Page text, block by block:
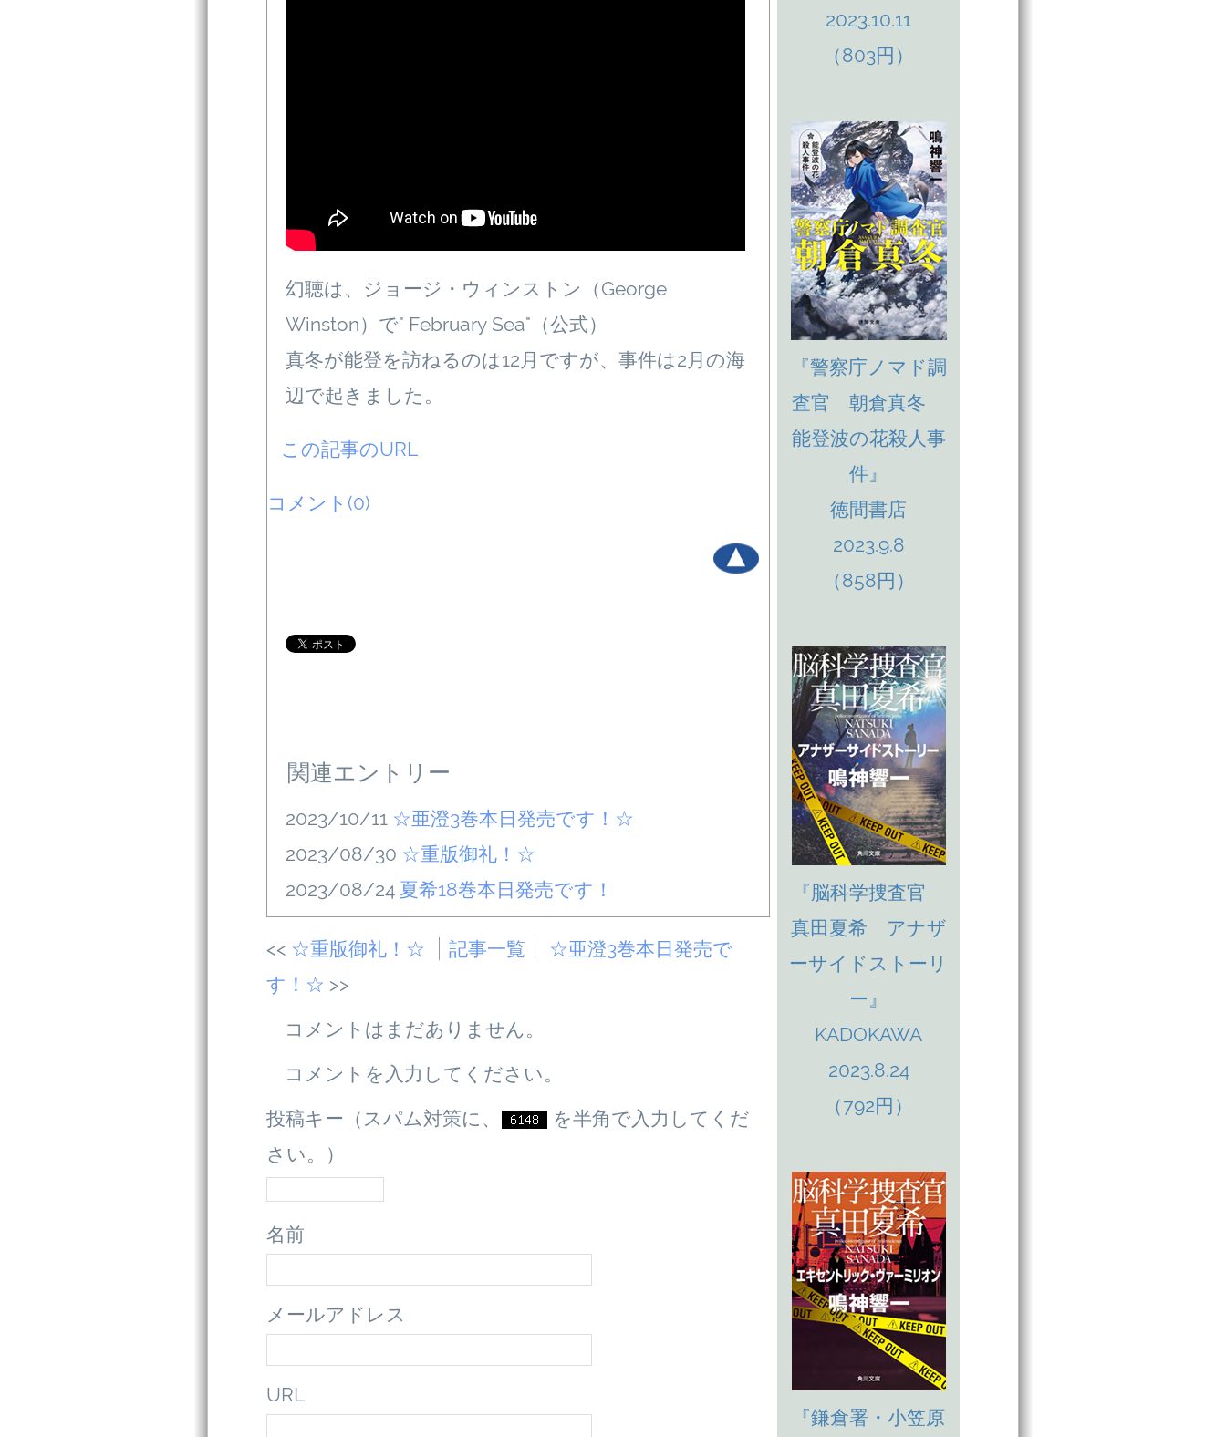
幻聴は、ジョージ・ウィンストン（George
Winston）で" February Sea"（公式）
真冬が能登を訪ねるのは12月ですが、事件は2月の海
辺で起きました。
この記事のURL
コメント(0)
関連エントリー
2023/10/11 ☆亜澄3巻本日発売です！☆
2023/08/30 ☆重版御礼！☆
2023/08/24 夏希18巻本日発売です！
☆重版御礼！☆ 記事一覧
☆亜澄3巻本日発売で
す！☆
コメントはまだありません。
コメントを入力してください。
投稿キー（スパム対策に、
を半角で入力してくだ
さい。）
名前
メールアドレス
URL
2023.10.11
（803円）
『警察庁ノマド調
査官 朝倉真冬
能登波の花殺人事
件』
徳間書店
2023.9.8
（858円）
『脳科学捜査官
真田夏希 アナザ
ーサイドストーリ
ー』
KADOKAWA
2023.8.24
（792円）
『鎌倉署・小笠原